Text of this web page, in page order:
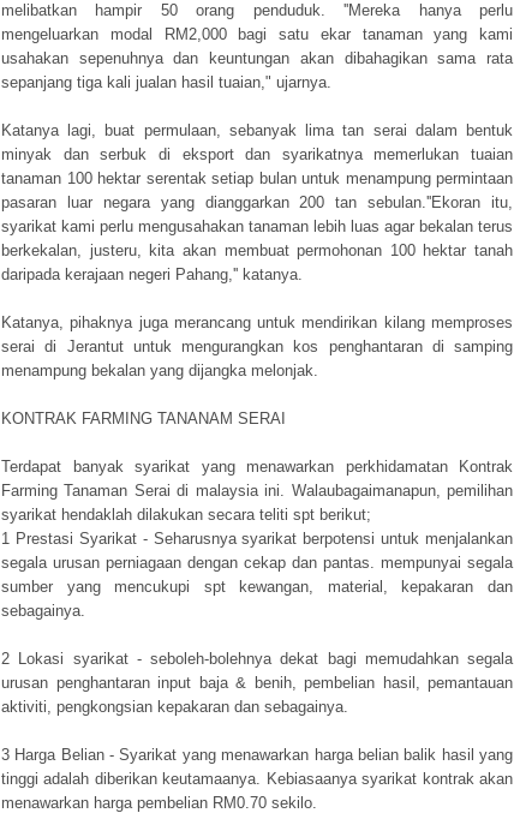
melibatkan hampir 50 orang penduduk. ''Mereka hanya perlu
mengeluarkan modal RM2,000 bagi satu ekar tanaman yang kami
usahakan sepenuhnya dan keuntungan akan dibahagikan sama rata
sepanjang tiga kali jualan hasil tuaian," ujarnya.
Katanya lagi, buat permulaan, sebanyak lima tan serai dalam bentuk
minyak dan serbuk di eksport dan syarikatnya memerlukan tuaian
tanaman 100 hektar serentak setiap bulan untuk menampung permintaan
pasaran luar negara yang dianggarkan 200 tan sebulan.''Ekoran itu,
syarikat kami perlu mengusahakan tanaman lebih luas agar bekalan terus
berkekalan, justeru, kita akan membuat permohonan 100 hektar tanah
daripada kerajaan negeri Pahang,'' katanya.
Katanya, pihaknya juga merancang untuk mendirikan kilang memproses
serai di Jerantut untuk mengurangkan kos penghantaran di samping
menampung bekalan yang dijangka melonjak.
KONTRAK FARMING TANANAM SERAI
Terdapat banyak syarikat yang menawarkan perkhidamatan Kontrak
Farming Tanaman Serai di malaysia ini. Walaubagaimanapun, pemilihan
syarikat hendaklah dilakukan secara teliti spt berikut;
1 Prestasi Syarikat - Seharusnya syarikat berpotensi untuk menjalankan
segala urusan perniagaan dengan cekap dan pantas. mempunyai segala
sumber yang mencukupi spt kewangan, material, kepakaran dan
sebagainya.
2 Lokasi syarikat - seboleh-bolehnya dekat bagi memudahkan segala
urusan penghantaran input baja & benih, pembelian hasil, pemantauan
aktiviti, pengkongsian kepakaran dan sebagainya.
3 Harga Belian - Syarikat yang menawarkan harga belian balik hasil yang
tinggi adalah diberikan keutamaanya. Kebiasaanya syarikat kontrak akan
menawarkan harga pembelian RM0.70 sekilo.